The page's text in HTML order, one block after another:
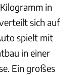
in
sich auf
spielt mit
in einer
Ein großes